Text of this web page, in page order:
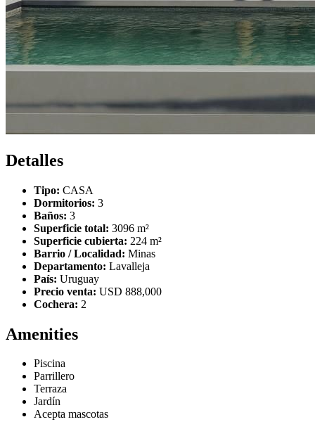
Detalles
Tipo: CASA
Dormitorios: 3
Baños: 3
Superficie total: 3096 m²
Superficie cubierta: 224 m²
Barrio / Localidad: Minas
Departamento: Lavalleja
País: Uruguay
Precio venta: USD 888,000
Cochera: 2
Amenities
Piscina
Parrillero
Terraza
Jardín
Acepta mascotas